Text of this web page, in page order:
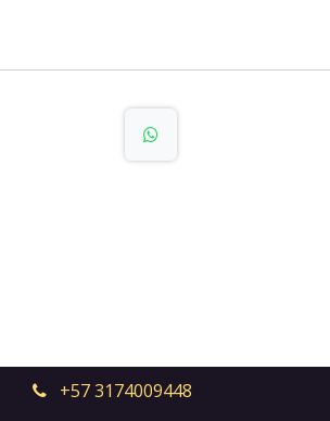
+57 3174009448